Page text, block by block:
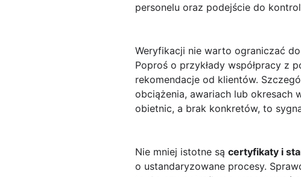
personelu oraz podejście do
Weryfikacji nie warto ograniczać
Poproś o przykłady współpracy z
rekomendacje od klientów.
obciążenia, awariach lub okresach
obietnic, a brak konkretów, to
Nie mniej istotne są certyfikaty i
o ustandaryzowane procesy.